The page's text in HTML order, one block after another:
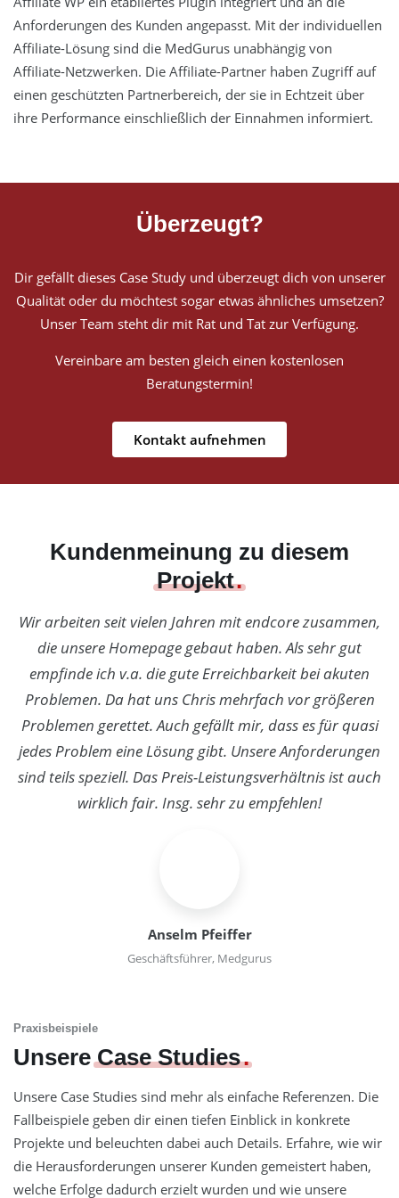
Anforderungen des Kunden angepasst. Mit der individuellen
Affiliate-Lösung sind die MedGurus unabhängig von
Affiliate-Netzwerken. Die Affiliate-Partner haben Zugriff auf
einen geschützten Partnerbereich, der sie in Echtzeit über
ihre Performance einschließlich der Einnahmen informiert.
Überzeugt?
Dir gefällt dieses Case Study und überzeugt dich von unserer
Qualität oder du möchtest sogar etwas ähnliches umsetzen?
Unser Team steht dir mit Rat und Tat zur Verfügung.
Vereinbare am besten gleich einen kostenlosen
Beratungstermin!
Kontakt aufnehmen
Kundenmeinung zu diesem
Projekt
Wir arbeiten seit vielen Jahren mit endcore zusammen,
die unsere Homepage gebaut haben. Als sehr gut
empfinde ich v.a. die gute Erreichbarkeit bei akuten
Problemen. Da hat uns Chris mehrfach vor größeren
Problemen gerettet. Auch gefällt mir, dass es für quasi
jedes Problem eine Lösung gibt. Unsere Anforderungen
sind teils speziell. Das Preis-Leistungsverhältnis ist auch
wirklich fair. Insg. sehr zu empfehlen!
Anselm Pfeiffer
Geschäftsführer, Medgurus
Praxisbeispiele
UnsereCase Studies
Unsere Case Studies sind mehr als einfache Referenzen. Die
Fallbeispiele geben dir einen tiefen Einblick in konkrete
Projekte und beleuchten dabei auch Details. Erfahre, wie wir
die Herausforderungen unserer Kunden gemeistert haben,
welche Erfolge dadurch erzielt wurden und wie unsere